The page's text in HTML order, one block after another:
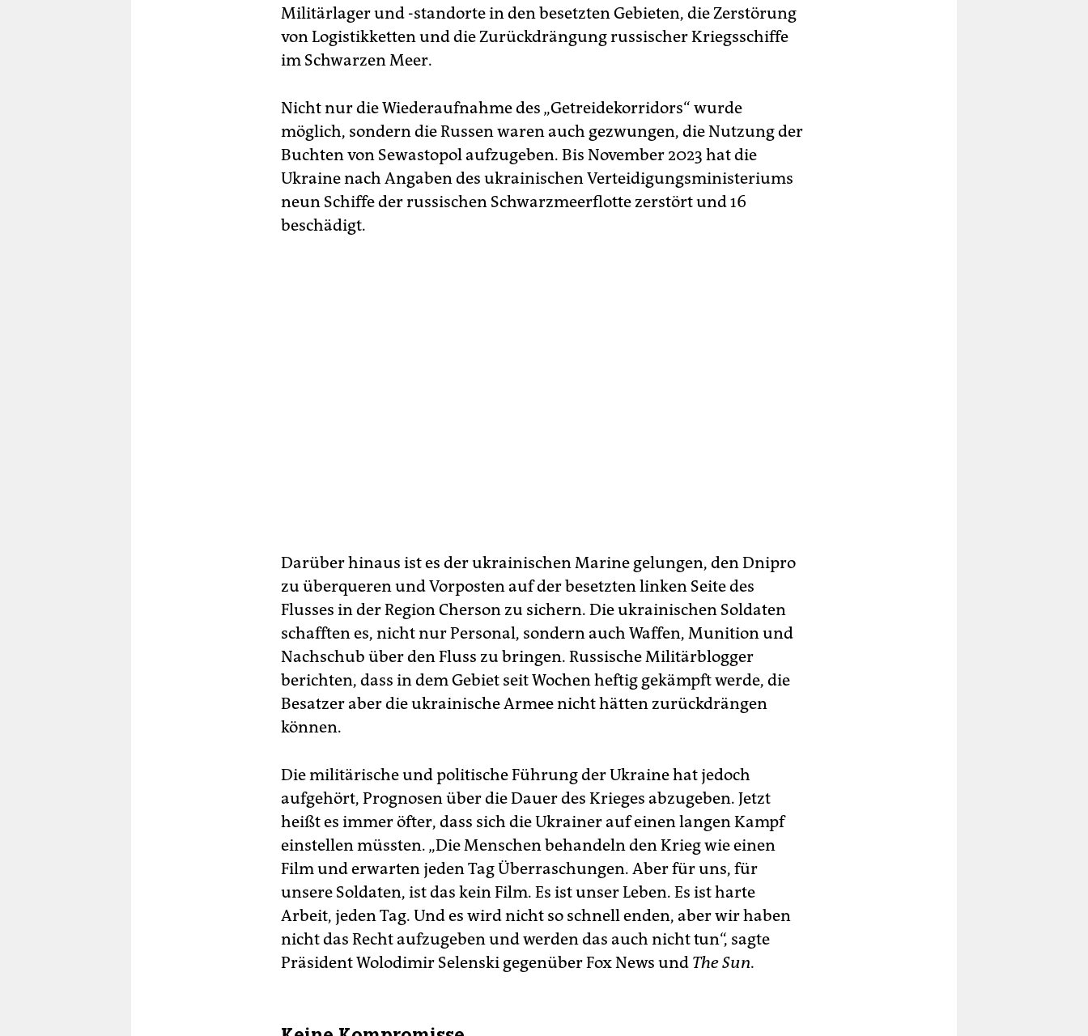
Militärlager und -standorte in den besetzten Gebieten, die Zerstörung
von Logistikketten und die Zurückdrängung russischer Kriegsschiffe
im Schwarzen Meer.
Nicht nur die Wiederaufnahme des „Getreidekorridors“ wurde
möglich, sondern die Russen waren auch gezwungen, die Nutzung der
Buchten von Sewastopol aufzugeben. Bis November 2023 hat die
Ukraine nach Angaben des ukrainischen Verteidigungsministeriums
neun Schiffe der russischen Schwarzmeerflotte zerstört und 16
beschädigt.
Darüber hinaus ist es der ukrainischen Marine gelungen, den Dnipro
zu überqueren und Vorposten auf der besetzten linken Seite des
Flusses in der Region Cherson zu sichern. Die ukrainischen Soldaten
schafften es, nicht nur Personal, sondern auch Waffen, Munition und
Nachschub über den Fluss zu bringen. Russische Militärblogger
berichten, dass in dem Gebiet seit Wochen heftig gekämpft werde, die
Besatzer aber die ukrainische Armee nicht hätten zurückdrängen
können.
Die militärische und politische Führung der Ukraine hat jedoch
aufgehört, Prognosen über die Dauer des Krieges abzugeben. Jetzt
heißt es immer öfter, dass sich die Ukrainer auf einen langen Kampf
einstellen müssten. „Die Menschen behandeln den Krieg wie einen
Film und erwarten jeden Tag Überraschungen. Aber für uns, für
unsere Soldaten, ist das kein Film. Es ist unser Leben. Es ist harte
Arbeit, jeden Tag. Und es wird nicht so schnell enden, aber wir haben
nicht das Recht aufzugeben und werden das auch nicht tun“, sagte
Präsident Wolodimir Selenski gegenüber Fox News und The Sun.